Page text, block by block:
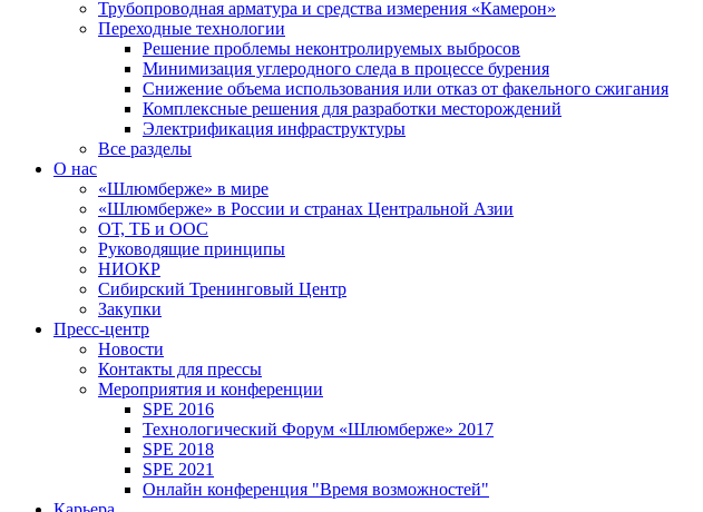
Трубопроводная арматура и средства измерения «Камерон»
Переходные технологии
Решение проблемы неконтролируемых выбросов
Минимизация углеродного следа в процессе бурения
Снижение объема использования или отказ от факельного сжигания
Комплексные решения для разработки месторождений
Электрификация инфраструктуры
Все разделы
О нас
«Шлюмберже» в мире
«Шлюмберже» в России и странах Центральной Азии
ОТ, ТБ и ООС
Руководящие принципы
НИОКР
Сибирский Тренинговый Центр
Закупки
Пресс-центр
Новости
Контакты для прессы
Мероприятия и конференции
SPE 2016
Технологический Форум «Шлюмберже» 2017
SPE 2018
SPE 2021
Онлайн конференция "Время возможностей"